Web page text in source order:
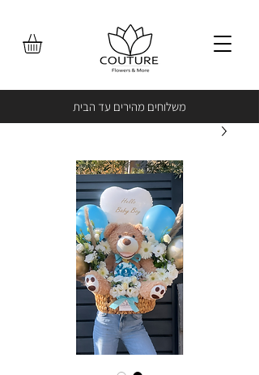
משלוחים מהירים עד הבית